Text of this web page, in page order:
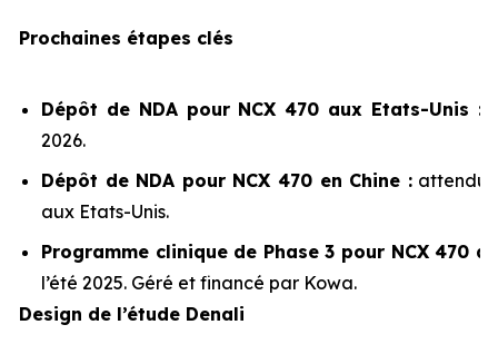
Prochaines étapes clés
Dépôt de NDA pour NCX 470 aux Etats-Unis :
2026.
Dépôt de NDA pour NCX 470 en Chine :attendu
aux Etats-Unis.
Programme clinique de Phase 3 pour NCX 470
l’été 2025. Géré et financé par Kowa.
Design de l’étude Denali